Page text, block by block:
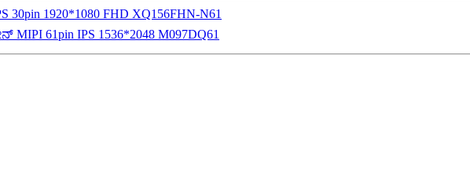
30pin 1920*1080 FHD XQ156FHN-N61
MIPI 61pin IPS 1536*2048 M097DQ61